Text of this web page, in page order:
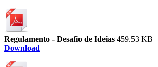
Regulamento - Desafio de Ideias 459.53 KB
Download